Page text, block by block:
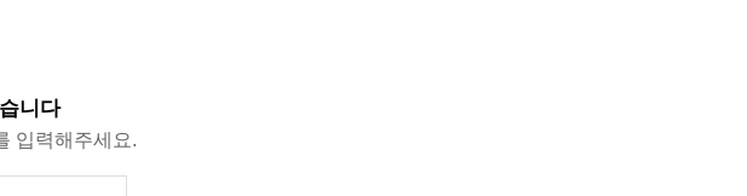
니다
입력해주세요.